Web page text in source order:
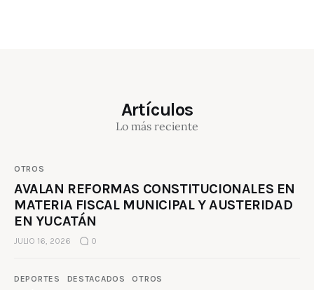
Artículos
Lo más reciente
OTROS
AVALAN REFORMAS CONSTITUCIONALES EN
MATERIA FISCAL MUNICIPAL Y AUSTERIDAD
EN YUCATÁN
JULIO 16, 2026 0
DEPORTES DESTACADOS OTROS